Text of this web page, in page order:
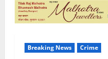
Breaking News Crime